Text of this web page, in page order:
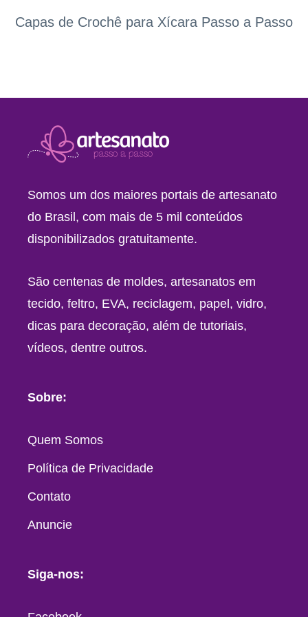
Capas de Crochê para Xícara Passo a Passo
Somos um dos maiores portais de artesanato
do Brasil, com mais de 5 mil conteúdos
disponibilizados gratuitamente.
São centenas de moldes, artesanatos em
tecido, feltro, EVA, reciclagem, papel, vidro,
dicas para decoração, além de tutoriais,
vídeos, dentre outros.
Sobre:
Quem Somos
Política de Privacidade
Contato
Anuncie
Siga-nos: